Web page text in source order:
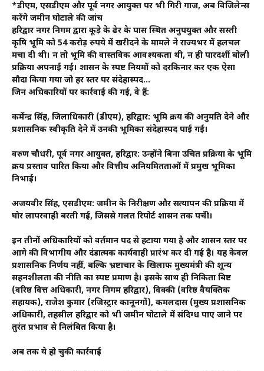
*डीएम, एसडीएम और पूर्व नगर आयुक्त पर भी गिरी गाज, अब विजिलेन्स
करेंगे जमीन घोटाले की जांच
हरिद्वार नगर निगम द्वारा कूड़े के ढेर के पास स्थित अनुपयुक्त और सस्ती
कृषि भूमि को 54 करोड़ रुपये में खरीदने के मामले ने राज्यभर में हलचल
मचा दी थी। न तो भूमि की वास्तविक आवश्यकता थी, न ही पारदर्शी बोली
प्रक्रिया अपनाई गई। शासन के स्पष्ट नियमों को दरकिनार कर एक ऐसा
सौदा किया गया जो हर स्तर पर संदेहास्पद…
जिन अधिकारियों पर कार्रवाई की गई, वे हैं:
कर्मेन्द्र सिंह, जिलाधिकारी (डीएम), हरिद्वार: भूमि क्रय की अनुमति देने और
प्रशासनिक स्वीकृति देने में उनकी भूमिका संदेहास्पद पाई गई।
वरुण चौधरी, पूर्व नगर आयुक्त, हरिद्वार: उन्होंने बिना उचित प्रक्रिया के भूमि
क्रय प्रस्ताव पारित किया और वित्तीय अनियमितताओं में प्रमुख भूमिका
निभाई।
अजयवीर सिंह, एसडीएम: जमीन के निरीक्षण और सत्यापन की प्रक्रिया में
घोर लापरवाही बरती गई, जिससे गलत रिपोर्ट शासन तक पहुंची।
इन तीनों अधिकारियों को वर्तमान पद से हटाया गया है और शासन स्तर पर
आगे की विभागीय और दंडात्मक कार्यवाही प्रारंभ कर दी गई है। यह केवल
प्रशासनिक निर्णय नहीं, बल्कि भ्रष्टाचार के खिलाफ मुख्यमंत्री की शून्य
सहनशीलता की नीति का स्पष्ट प्रमाण है। इसके साथ ही निकिता बिष्ट
(वरिष्ठ वित्त अधिकारी, नगर निगम हरिद्वार), विक्की (वरिष्ठ वैयक्तिक
सहायक), राजेश कुमार (रजिस्ट्रार कानूनगों), कमलदास (मुख्य प्रशासनिक
अधिकारी, तहसील हरिद्वार को भी जमीन घोटाले में संदिग्ध पाए जाने पर
तुरंत प्रभाव से निलंबित किया है।
अब तक ये हो चुकी कार्रवाई